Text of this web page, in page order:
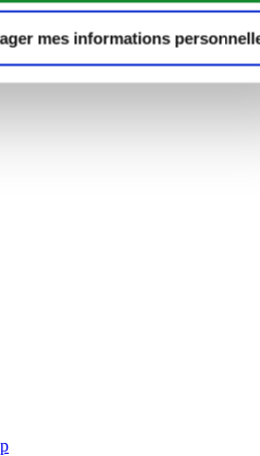
mes informations